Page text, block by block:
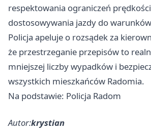
respektowania ograniczeń
dostosowywania jazdy do
Policja apeluje o rozsądek za
że przestrzeganie przepisów to
mniejszej liczby wypadków i
wszystkich mieszkańców Radomia.
Na podstawie: Policja Radom
Autor:krystian